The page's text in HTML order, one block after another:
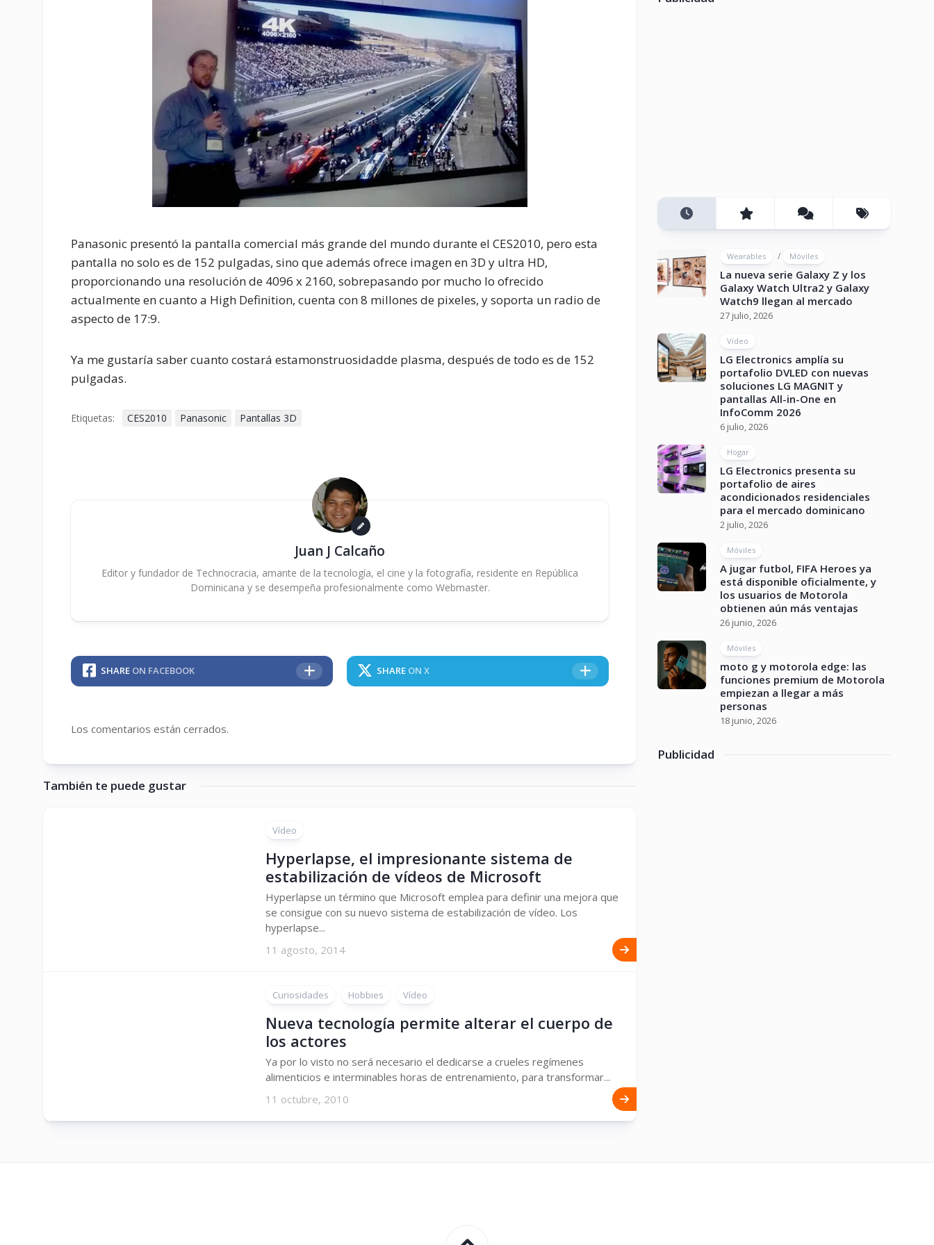
Panasonic presentó la pantalla comercial más grande del mundo durante el CES2010, pero esta
pantalla no solo es de 152 pulgadas, sino que además ofrece imagen en 3D y ultra HD,
proporcionando una resolución de 4096 x 2160, sobrepasando por mucho lo ofrecido
actualmente en cuanto a High Definition, cuenta con 8 millones de pixeles, y soporta un radio de
aspecto de 17:9.
Ya me gustaría saber cuanto costará estamonstruosidadde plasma, después de todo es de 152
pulgadas.
Etiquetas: CES2010 Panasonic Pantallas 3D
Juan J Calcaño
Editor y fundador de Technocracia, amante de la tecnología, el cine y la fotografía, residente en República
Dominicana y se desempeña profesionalmente como Webmaster.
SHARE ON FACEBOOK SHARE ON X
Los comentarios están cerrados.
También te puede gustar
Vídeo
Hyperlapse, el impresionante sistema de
estabilización de vídeos de Microsoft
Hyperlapse un término que Microsoft emplea para definir una mejora que
se consigue con su nuevo sistema de estabilización de vídeo. Los
hyperlapse...
11 agosto, 2014
Curiosidades Hobbies Vídeo
Nueva tecnología permite alterar el cuerpo de
los actores
Ya por lo visto no será necesario el dedicarse a crueles regímenes
alimenticios e interminables horas de entrenamiento, para transformar...
11 octubre, 2010
Wearables / Móviles
La nueva serie Galaxy Z y los
Galaxy Watch Ultra2 y Galaxy
Watch9 llegan al mercado
27 julio, 2026
Vídeo
LG Electronics amplía su
portafolio DVLED con nuevas
soluciones LG MAGNIT y
pantallas All-in-One en
InfoComm 2026
6 julio, 2026
Hogar
LG Electronics presenta su
portafolio de aires
acondicionados residenciales
para el mercado dominicano
2 julio, 2026
Móviles
A jugar futbol, FIFA Heroes ya
está disponible oficialmente, y
los usuarios de Motorola
obtienen aún más ventajas
26 junio, 2026
Móviles
moto g y motorola edge: las
funciones premium de Motorola
empiezan a llegar a más
personas
18 junio, 2026
Publicidad